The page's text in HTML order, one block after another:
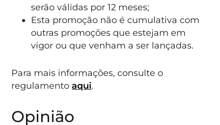
serão válidas por 12 meses;
Esta promoção não é cumulativa com
outras promoções que estejam em
vigor ou que venham a ser lançadas.
Para mais informações, consulte o
regulamentoaqui.
Opinião